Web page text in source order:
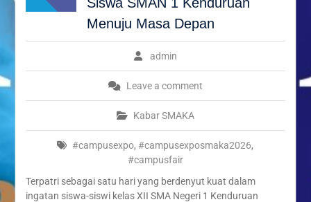
Kenduruan Angkat Tema
Kebersihan dan Ketertiban
Sekolah
Harmoni Silaturahmi dalam
Besar SMAN 1 Kenduruan
Festival Ramadan Double
Track SMAN 1 Kenduruan,
Latih Jiwa Wirausaha dan
Kreativitas Siswa
Menuju Masa Depan
admin
Leave a comment
Kabar SMAKA
#campusexpo, #campusexposmaka2026,
#campusfair
Terpatri sebagai satu hari yang berdenyut kuat dalam
ingatan siswa-siswi kelas XII SMA Negeri 1 Kenduruan